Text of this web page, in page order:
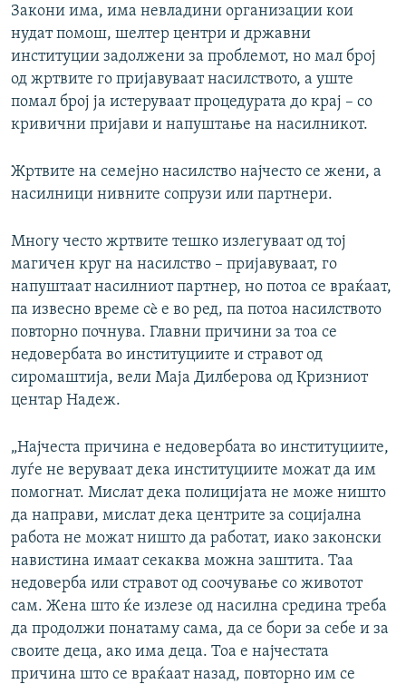
Закони има, има невладини организации кои
нудат помош, шелтер центри и државни
институции задолжени за проблемот, но мал број
од жртвите го пријавуваат насилството, а уште
помал број ја истеруваат процедурата до крај – со
кривични пријави и напуштање на насилникот.
Жртвите на семејно насилство најчесто се жени, а
насилници нивните сопрузи или партнери.
Многу често жртвите тешко излегуваат од тој
магичен круг на насилство – пријавуваат, го
напуштаат насилниот партнер, но потоа се враќаат,
па извесно време сè е во ред, па потоа насилството
повторно почнува. Главни причини за тоа се
недовербата во институциите и стравот од
сиромаштија, вели Маја Дилберова од Кризниот
центар Надеж.
„Најчеста причина е недовербата во институциите,
луѓе не веруваат дека институциите можат да им
помогнат. Мислат дека полицијата не може ништо
да направи, мислат дека центрите за социјална
работа не можат ништо да работат, иако законски
навистина имаат секаква можна заштита. Таа
недоверба или стравот од соочување со животот
сам. Жена што ќе излезе од насилна средина треба
да продолжи понатаму сама, да се бори за себе и за
своите деца, ако има деца. Тоа е најчестата
причина што се враќаат назад, повторно им се